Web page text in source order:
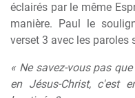
éclairés par le même
manière. Paul le
verset 3 avec les paroles
« Ne savez-vous pas
en Jésus-Christ, c'est